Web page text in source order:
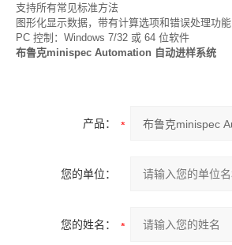
支持所有常见标准方法
图形化显示数据，带有计算选项和错误处理功能
PC 控制：Windows 7/32 或 64 位软件
布鲁克minispec Automation 自动进样系统
产品：
您的单位：
您的姓名：